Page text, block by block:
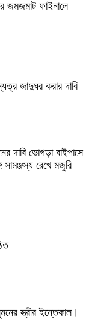
জমজমাট ফাইনালে
জাদুঘর করার দাবি
দাবি ভোগড়া বাইপাসে
সামঞ্জস্য রেখে মজুরি
স্ত্রীর ইন্তেকাল।